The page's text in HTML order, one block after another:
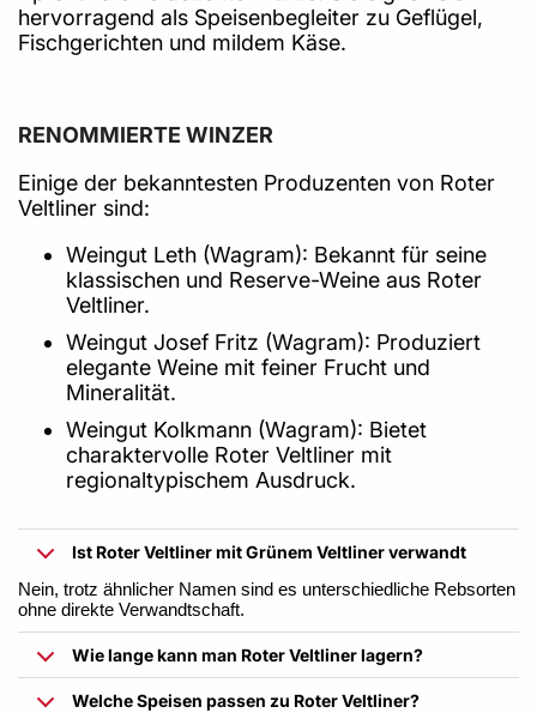
hervorragend als Speisenbegleiter zu Geflügel,
Fischgerichten und mildem Käse.
RENOMMIERTE WINZER
Einige der bekanntesten Produzenten von Roter
Veltliner sind:
Weingut Leth (Wagram): Bekannt für seine
klassischen und Reserve-Weine aus Roter
Veltliner.
Weingut Josef Fritz (Wagram): Produziert
elegante Weine mit feiner Frucht und
Mineralität.
Weingut Kolkmann (Wagram): Bietet
charaktervolle Roter Veltliner mit
regionaltypischem Ausdruck.
Ist Roter Veltliner mit Grünem Veltliner verwandt
Nein, trotz ähnlicher Namen sind es unterschiedliche Rebsorten
ohne direkte Verwandtschaft.
Wie lange kann man Roter Veltliner lagern?
Welche Speisen passen zu Roter Veltliner?